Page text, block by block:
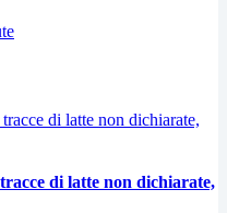
di latte non dichiarate,